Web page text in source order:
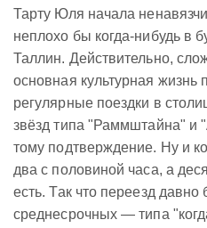
Тарту Юля начала
неплохо бы когда-нибудь в
Таллин. Действительно,
основная культурная жизнь
регулярные поездки в
звёзд типа "Раммштайна" и
тому подтверждение. Ну и
два с половиной часа, а
есть. Так что переезд
среднесрочных — типа